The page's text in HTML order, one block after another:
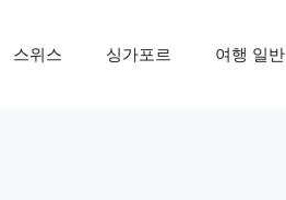
스위스 싱가포르 여행 일반